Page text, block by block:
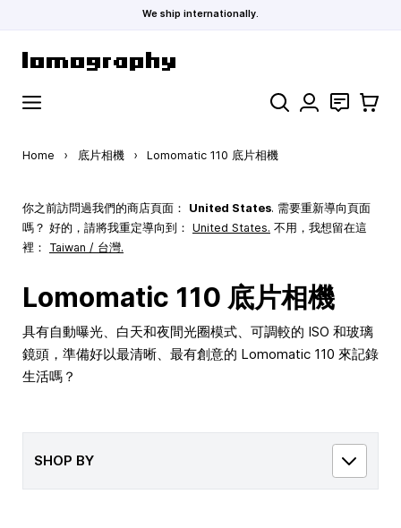
We ship internationally.
Search 聯絡 購物車
Home › 底片相機 › Lomomatic 110 底片相機
你之前訪問過我們的商店頁面： United States. 需要重新導向頁面
嗎？ 好的，請將我重定導向到： United States. 不用，我想留在這
裡： Taiwan / 台灣.
Lomomatic 110 底片相機
具有自動曝光、白天和夜間光圈模式、可調較的 ISO 和玻璃
鏡頭，準備好以最清晰、最有創意的 Lomomatic 110 來記錄
生活嗎？
SHOP BY